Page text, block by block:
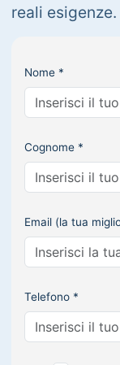
reali esigenze.
Nome *
Cognome *
Email (la tua
Telefono *